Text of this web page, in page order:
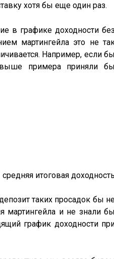
хотя бы еще один раз.
в графике доходности без
мартингейла это не
Например, если бы
выше примера приняли бы
итоговая доходность
таких просадок бы
мартингейла и не знали
график доходности